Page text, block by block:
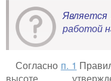
работой
Согласно п. 1